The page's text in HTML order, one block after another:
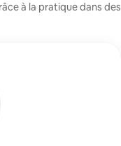
à la pratique dans des